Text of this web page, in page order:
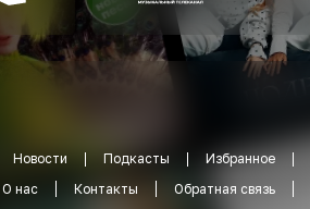
Новости Подкасты Избранное
О нас Контакты Обратная связь